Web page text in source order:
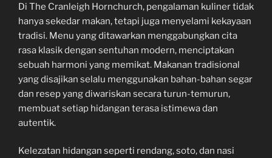
Di The Cranleigh Hornchurch, pengalaman kuliner tidak
hanya sekedar makan, tetapi juga menyelami kekayaan
tradisi. Menu yang ditawarkan menggabungkan cita
rasa klasik dengan sentuhan modern, menciptakan
sebuah harmoni yang memikat. Makanan tradisional
yang disajikan selalu menggunakan bahan-bahan segar
dan resep yang diwariskan secara turun-temurun,
membuat setiap hidangan terasa istimewa dan
autentik.
Kelezatan hidangan seperti rendang, soto, dan nasi